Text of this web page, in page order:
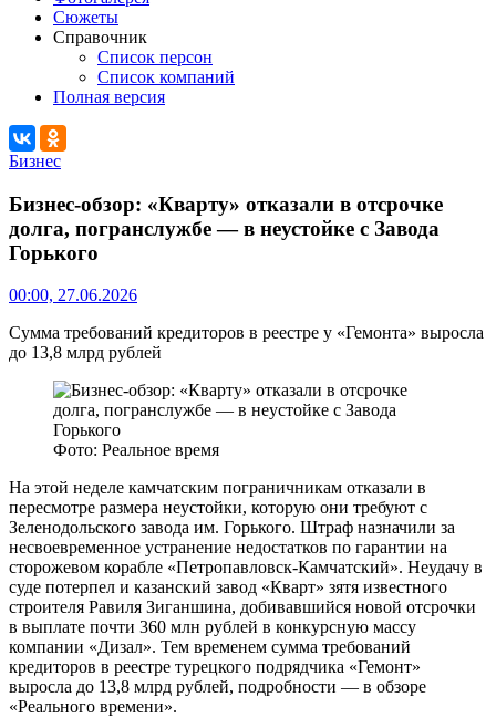
Сюжеты
Справочник
Список персон
Список компаний
Полная версия
Бизнес
Бизнес-обзор: «Кварту» отказали в отсрочке
долга, погранслужбе — в неустойке с Завода
Горького
00:00, 27.06.2026
Сумма требований кредиторов в реестре у «Гемонта» выросла
до 13,8 млрд рублей
Фото: Реальное время
На этой неделе камчатским пограничникам отказали в
пересмотре размера неустойки, которую они требуют с
Зеленодольского завода им. Горького. Штраф назначили за
несвоевременное устранение недостатков по гарантии на
сторожевом корабле «Петропавловск-Камчатский». Неудачу в
суде потерпел и казанский завод «Кварт» зятя известного
строителя Равиля Зиганшина, добивавшийся новой отсрочки
в выплате почти 360 млн рублей в конкурсную массу
компании «Дизал». Тем временем сумма требований
кредиторов в реестре турецкого подрядчика «Гемонт»
выросла до 13,8 млрд рублей, подробности — в обзоре
«Реального времени».